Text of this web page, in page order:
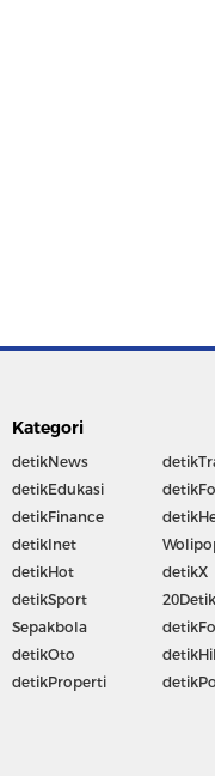
Kategori
detikNews
detikEdukasi
detikFinance
detikInet
detikHot
detikSport
Sepakbola
detikOto
detikProperti
detikX
20Detik